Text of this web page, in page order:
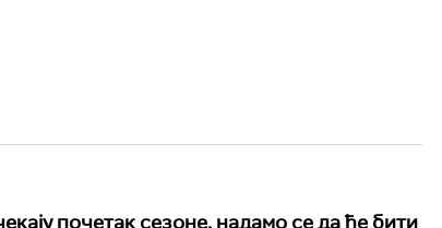
почетак сезоне, надамо се да ће бити